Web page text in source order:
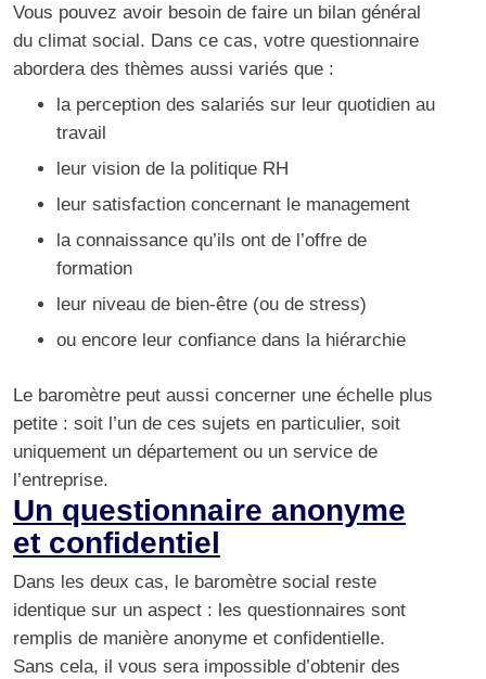
Vous pouvez avoir besoin de faire un bilan général
du climat social. Dans ce cas, votre questionnaire
abordera des thèmes aussi variés que :
la perception des salariés sur leur quotidien au
travail
leur vision de la politique RH
leur satisfaction concernant le management
la connaissance qu’ils ont de l’offre de
formation
leur niveau de bien-être (ou de stress)
ou encore leur confiance dans la hiérarchie
Le baromètre peut aussi concerner une échelle plus
petite : soit l’un de ces sujets en particulier, soit
uniquement un département ou un service de
l’entreprise.
Un questionnaire anonyme
et confidentiel
Dans les deux cas, le baromètre social reste
identique sur un aspect : les questionnaires sont
remplis de manière anonyme et confidentielle.
Sans cela, il vous sera impossible d’obtenir des